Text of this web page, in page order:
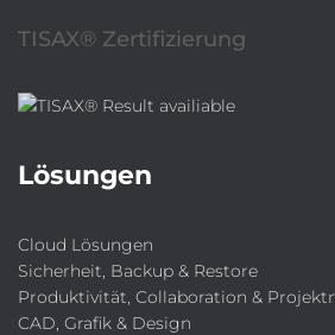
TISAX® Zertifizierung
Lösungen
Cloud Lösungen
Sicherheit, Backup & Restore
Produktivität, Collaboration &
CAD, Grafik & Design